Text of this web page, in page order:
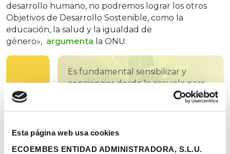
Esta página web usa cookies
ECOEMBES ENTIDAD ADMINISTRADORA, S.L.U.
desarrollo humano, no podremos lograr los otros
Objetivos de Desarrollo Sostenible, como la
educación, la salud y la igualdad de
género», argumenta la ONU.
Es fundamental sensibilizar y
concienciar desde la escuela para
reducir los alimentos que acaban
Buscar soluciones para